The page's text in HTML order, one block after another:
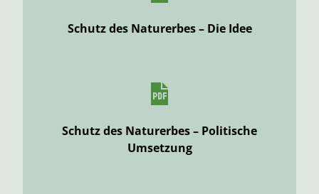
Schutz des Naturerbes – Die Idee
Schutz des Naturerbes – Politische
Umsetzung